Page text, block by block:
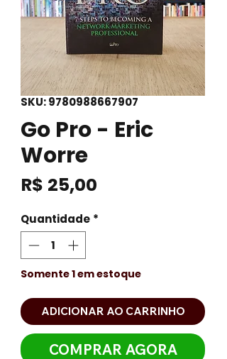
SKU: 9780988667907
Go Pro - Eric
Worre
R$ 25,00
Quantidade *
Somente 1 em estoque
ADICIONAR AO CARRINHO
COMPRAR AGORA